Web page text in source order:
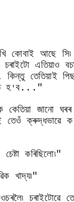
কোবাই আছে সি৷
এতিয়াও
কিন্তু তেতিয়াই
হ'ব..."
কেতিয়া জানো
তেওঁ ক্ৰুদ্ধভাৱে ক
কৰিছিলো৷"
খাদ্য৷"
চৰাইটোৱে